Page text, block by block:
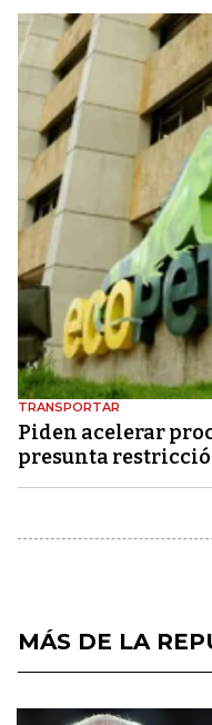
TRANSPORTAR
Piden acelerar
presunta
MÁS DE LA